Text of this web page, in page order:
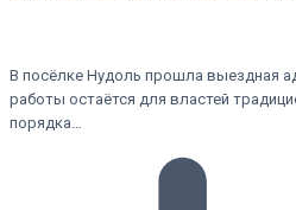
В посёлке Нудоль прошла выездная
работы остаётся для властей
порядка…